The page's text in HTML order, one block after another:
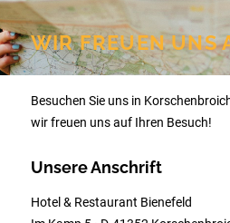
WIR FREUEN UNS
Besuchen Sie uns in
wir freuen uns auf Ihren Besuch!
Unsere Anschrift
Hotel & Restaurant Bienefeld